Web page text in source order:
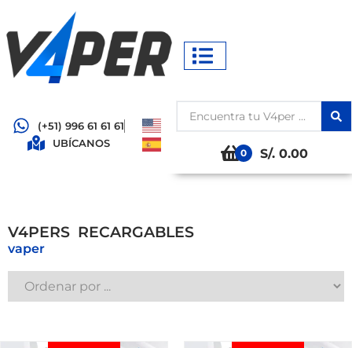
(+51) 996 61 61 61
UBÍCANOS
0
S/. 0.00
V4PERSE- L
vaper